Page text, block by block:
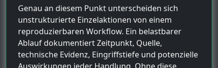
Genau an diesem Punkt unterscheiden sich
unstrukturierte Einzelaktionen von einem
reproduzierbaren Workflow. Ein belastbarer
Ablauf dokumentiert Zeitpunkt, Quelle,
technische Evidenz, Eingriffstiefe und potenzielle
Auswirkungen jeder Handlung. Ohne diese